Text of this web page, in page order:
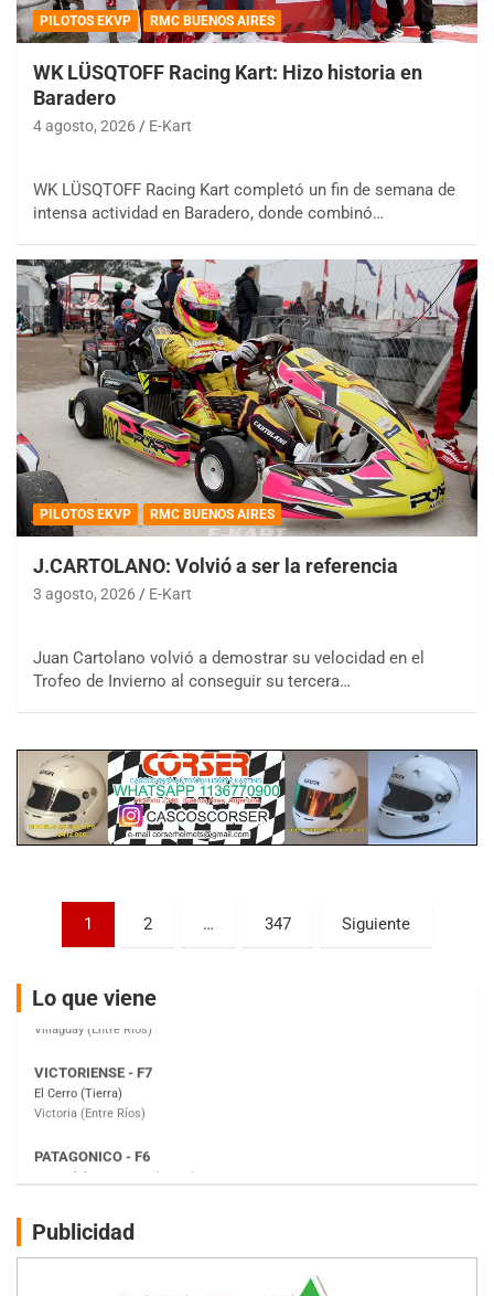
PILOTOS EKVP RMC BUENOS AIRES
WK LÜSQTOFF Racing Kart: Hizo historia en
Baradero
4 agosto, 2026 E-Kart
WK LÜSQTOFF Racing Kart completó un fin de semana de
intensa actividad en Baradero, donde combinó…
PILOTOS EKVP RMC BUENOS AIRES
J.CARTOLANO: Volvió a ser la referencia
3 agosto, 2026 E-Kart
Juan Cartolano volvió a demostrar su velocidad en el
Trofeo de Invierno al conseguir su tercera…
Paginación
entradas
1 2 … 347 Siguiente
Lo que viene
COBERTURA ESPECIAL DE E-KART.COM.AR
08/09-AGO
IAME SERIES ARGENTINA 6
Baradero (Buenos Aires)
KDO - F6
Ciudad de Trenque Lauquen (Asfalto)
Trenque Lauquen (Buenos Aires)
Villaguay (Entre Ríos)
El Cerro (Tierra)
Victoria (Entre Ríos)
Moto Club Reginense (Tierra)
Gral. E. Godoy (Río Negro)
Juventud Unida (Tierra)
NORESTE SANTAFESINO - F6
Ciudad de Avellaneda (Asfalto)
Avellaneda (Santa Fe)
Publicidad